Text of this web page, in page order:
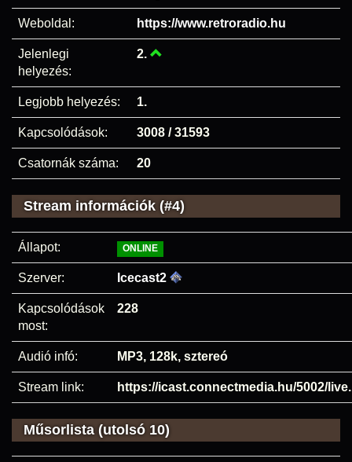
Weboldal: https://www.retroradio.hu
Jelenlegi
helyezés:
2.
Legjobb helyezés: 1.
Kapcsolódások: 3008 / 31593
Csatornák száma: 20
Stream információk (#4)
Állapot: ONLINE
Szerver: Icecast2
Kapcsolódások
most:
228
Audió infó: MP3, 128k, sztereó
Stream link: https://icast.connectmedia.hu/5002/
Műsorlista (utolsó 10)